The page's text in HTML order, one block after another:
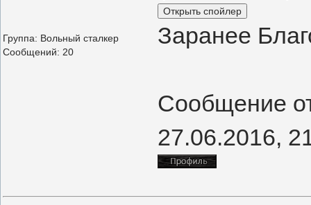
Группа: Вольный сталкер
Сообщений: 20
Заранее
Сообщение
27.06.2016,